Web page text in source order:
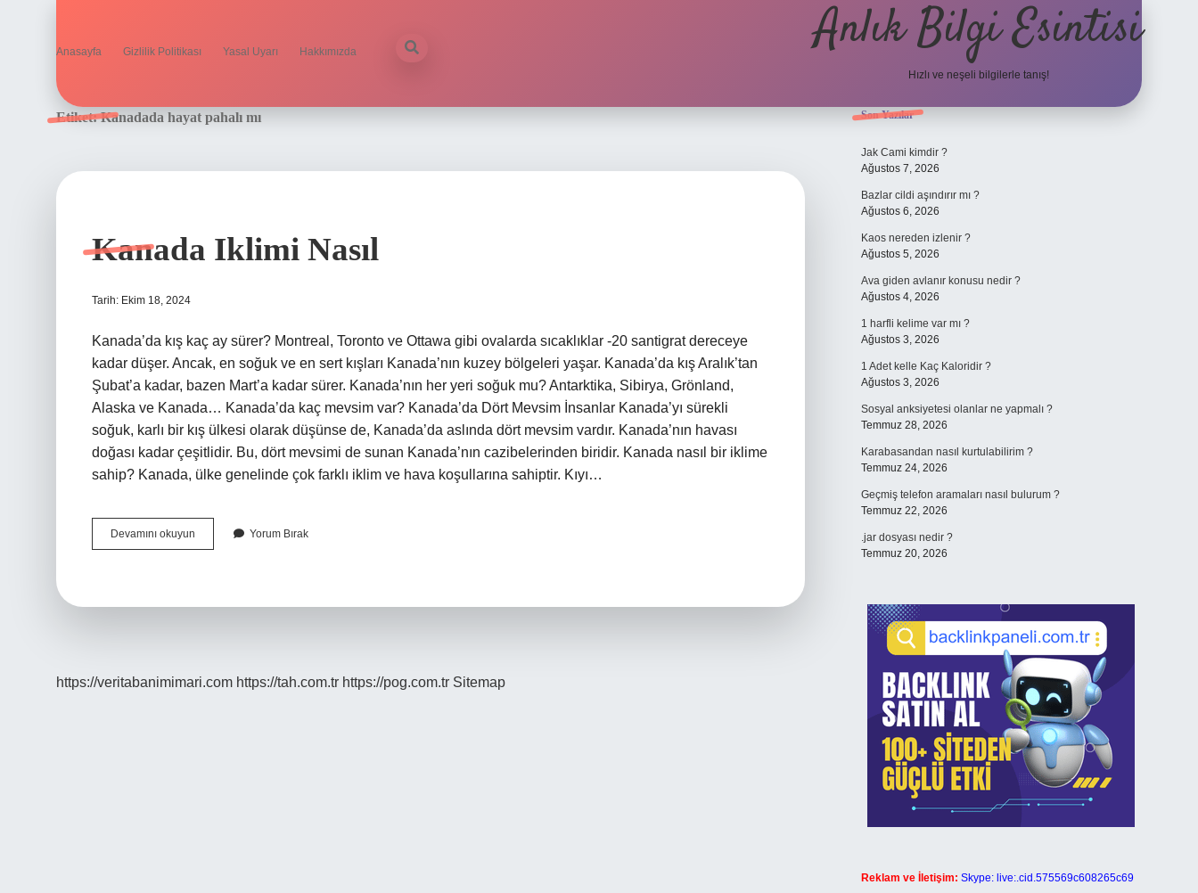
Anasayfa Gizlilik Politikası Yasal Uyarı Hakkımızda Anlık Bilgi Esintisi
Hızlı ve neşeli bilgilerle tanış!
Etiket:Kanadada hayat pahalı mı
Kanada Iklimi Nasıl
Tarih: Ekim 18, 2024
Kanada’da kış kaç ay sürer? Montreal, Toronto ve Ottawa gibi ovalarda sıcaklıklar -20 santigrat dereceye
kadar düşer. Ancak, en soğuk ve en sert kışları Kanada’nın kuzey bölgeleri yaşar. Kanada’da kış Aralık’tan
Şubat’a kadar, bazen Mart’a kadar sürer. Kanada’nın her yeri soğuk mu? Antarktika, Sibirya, Grönland,
Alaska ve Kanada… Kanada’da kaç mevsim var? Kanada’da Dört Mevsim İnsanlar Kanada’yı sürekli
soğuk, karlı bir kış ülkesi olarak düşünse de, Kanada’da aslında dört mevsim vardır. Kanada’nın havası
doğası kadar çeşitlidir. Bu, dört mevsimi de sunan Kanada’nın cazibelerinden biridir. Kanada nasıl bir iklime
sahip? Kanada, ülke genelinde çok farklı iklim ve hava koşullarına sahiptir. Kıyı…
Devamını okuyun
Iklimi
Yorum Bırak
https://veritabanimimari.com https://tah.com.tr https://pog.com.tr Sitemap
Sidebar
Son Yazılar
Jak Cami kimdir ?
Ağustos 7, 2026
Bazlar cildi aşındırır mı ?
Ağustos 6, 2026
Kaos nereden izlenir ?
Ağustos 5, 2026
Ava giden avlanır konusu nedir ?
Ağustos 4, 2026
1 harfli kelime var mı ?
Ağustos 3, 2026
1 Adet kelle Kaç Kaloridir ?
Ağustos 3, 2026
Sosyal anksiyetesi olanlar ne yapmalı ?
Temmuz 28, 2026
Karabasandan nasıl kurtulabilirim ?
Temmuz 24, 2026
Geçmiş telefon aramaları nasıl bulurum ?
Temmuz 22, 2026
.jar dosyası nedir ?
Temmuz 20, 2026
Reklam ve İletişim: Skype: live:.cid.575569c608265c69